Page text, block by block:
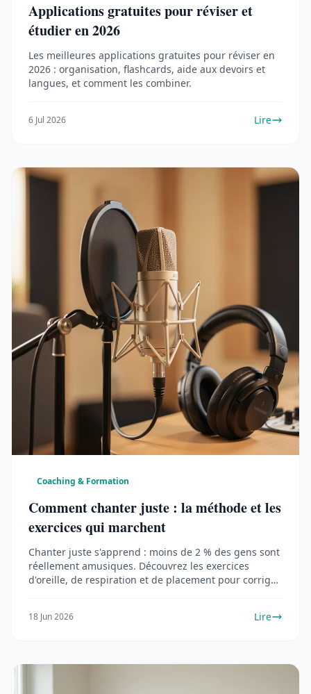
Applications gratuites pour réviser et
étudier en 2026
Les meilleures applications gratuites pour réviser en
2026 : organisation, flashcards, aide aux devoirs et
langues, et comment les combiner.
6 Jul 2026 Lire
Coaching & Formation
Comment chanter juste : la méthode et les
exercices qui marchent
Chanter juste s'apprend : moins de 2 % des gens sont
réellement amusiques. Découvrez les exercices
d'oreille, de respiration et de placement pour corriger
18 Jun 2026 Lire